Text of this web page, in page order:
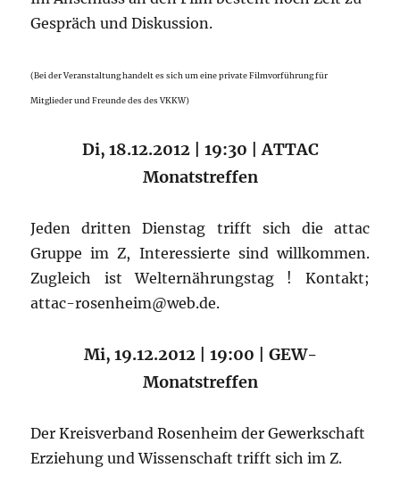
Gespräch und Diskussion.
(Bei der Veranstaltung handelt es sich um eine private Filmvorführung für
Mitglieder und Freunde des des VKKW)
Di, 18.12.2012 | 19:30 | ATTAC
Monatstreffen
Jeden dritten Dienstag trifft sich die attac
Gruppe im Z, Interessierte sind willkommen.
Zugleich ist Welternährungstag ! Kontakt;
attac-rosenheim@web.de.
Mi, 19.12.2012 | 19:00 | GEW-
Monatstreffen
Der Kreisverband Rosenheim der Gewerkschaft
Erziehung und Wissenschaft trifft sich im Z.